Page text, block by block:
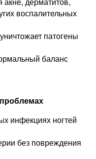
акне, дерматитов,
воспалительных
патогены
баланс
инфекциях ногтей
без повреждения